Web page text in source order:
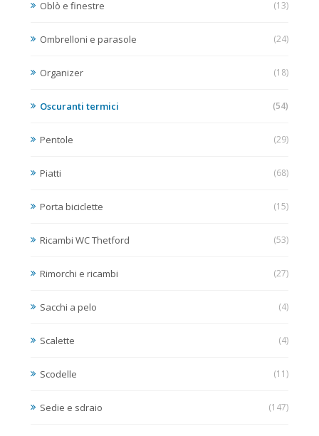
Oblò e finestre (13)
Ombrelloni e parasole (24)
Organizer (18)
Oscuranti termici (54)
Pentole (29)
Piatti (68)
Porta biciclette (15)
Ricambi WC Thetford (53)
Rimorchi e ricambi (27)
Sacchi a pelo (4)
Scalette (4)
Scodelle (11)
Sedie e sdraio (147)